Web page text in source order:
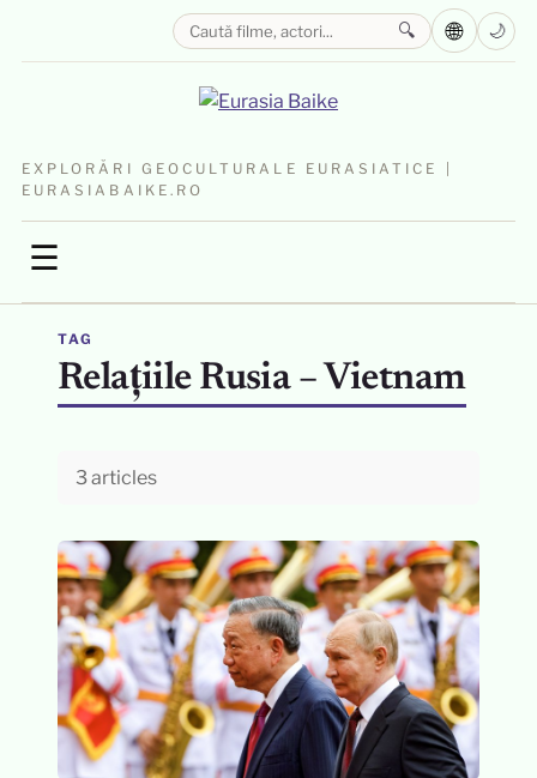
EXPLORĂRI GEOCULTURALE EURASIATICE |
EURASIABAIKE.RO
☰
🔍 🌐 🌙
TAG
Relațiile Rusia – Vietnam
3 articles